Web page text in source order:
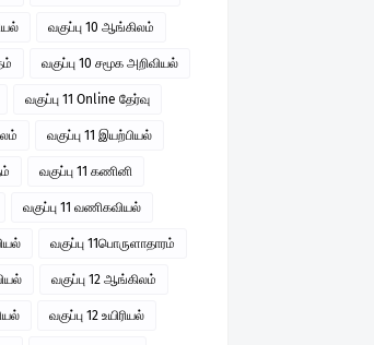
வகுப்பு 10 ஆங்கிலம்
வகுப்பு 10 சமூக அறிவியல்
வகுப்பு 11 Online தேர்வு
வகுப்பு 11 இயற்பியல்
வகுப்பு 11 கணினி
வகுப்பு 11 வணிகவியல்
வகுப்பு 11பொருளாதாரம்
வகுப்பு 12 ஆங்கிலம்
வகுப்பு 12 உயிரியல்